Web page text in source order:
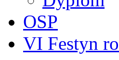
OSP
VI Festyn